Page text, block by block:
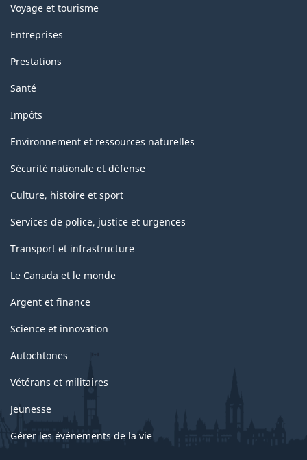
Voyage et tourisme
Entreprises
Prestations
Santé
Impôts
Environnement et ressources naturelles
Sécurité nationale et défense
Culture, histoire et sport
Services de police, justice et urgences
Transport et infrastructure
Le Canada et le monde
Argent et finance
Science et innovation
Autochtones
Vétérans et militaires
Jeunesse
Gérer les événements de la vie